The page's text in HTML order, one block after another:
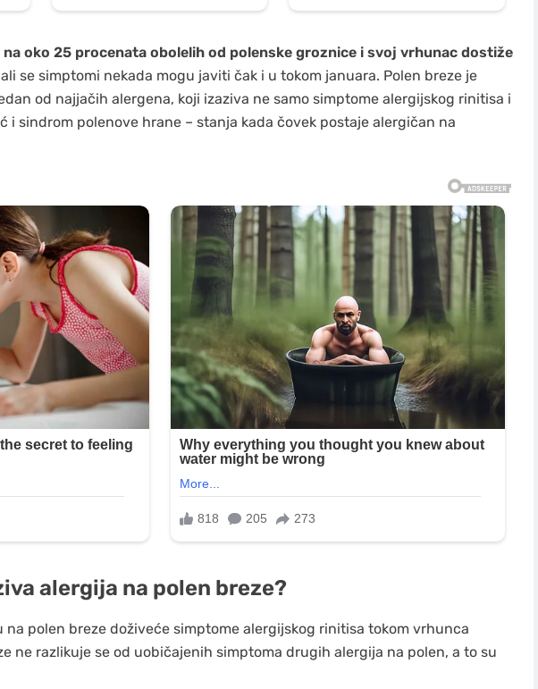
oko 25 procenata obolelih od polenske groznice i svoj vrhunac dostiže
ali se simptomi nekada mogu javiti čak i u tokom januara. Polen breze je
od najjačih alergena, koji izaziva ne samo simptome alergijskog rinitisa i
i sindrom polenove hrane – stanja kada čovek postaje alergičan na
alergija na polen breze?
na polen breze doživeće simptome alergijskog rinitisa tokom vrhunca
ne razlikuje se od uobičajenih simptoma drugih alergija na polen, a to su